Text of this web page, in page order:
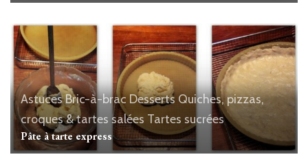
AstucesBric-à-bracDesserts Quiches, pizzas,
croques & tartes salées Tartes sucrées
Pâte à tarte express